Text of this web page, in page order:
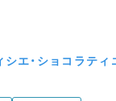
エ・ショコラテ